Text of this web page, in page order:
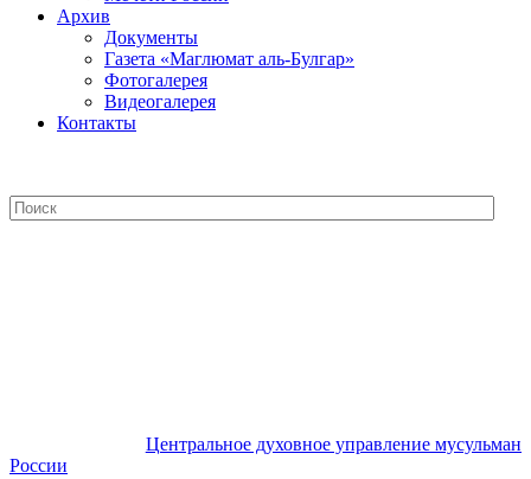
Архив
Документы
Газета «Маглюмат аль-Булгар»
Фотогалерея
Видеогалерея
Контакты
Центральное духовное управление мусульман
России